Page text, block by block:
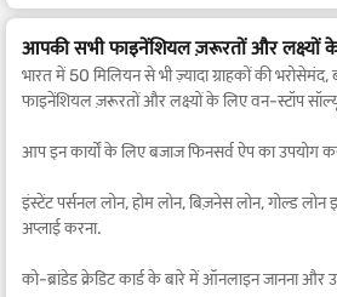
आपकी सभी फाइनेंशियल ज़रूरतों और लक्ष्यों
भारत में 50 मिलियन से भी ज़्यादा ग्राहकों की
फाइनेंशियल ज़रूरतों और लक्ष्यों के लिए वन-स्टॉप
आप इन कार्यों के लिए बजाज फिनसर्व ऐप का उपयोग
इंस्टेंट पर्सनल लोन, होम लोन, बिज़नेस लोन, गोल्ड
अप्लाई करना.
को-ब्रांडेड क्रेडिट कार्ड के बारे में ऑनलाइन जानना और